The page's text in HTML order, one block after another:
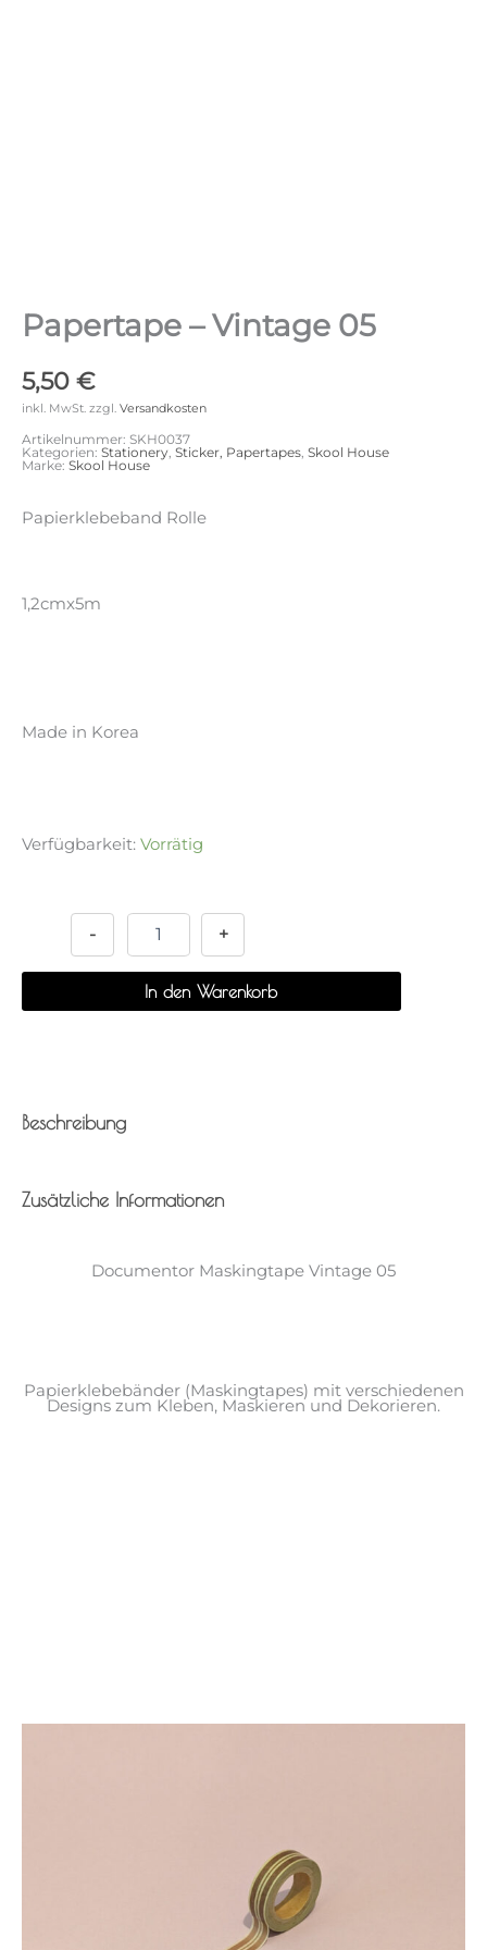
Papertape – Vintage 05
5,50 €
inkl. MwSt. zzgl. Versandkosten
Artikelnummer: SKH0037
Kategorien: Stationery Sticker, Papertapes Skool House
Marke: Skool House
Papierklebeband Rolle
1,2cmx5m
Made in Korea
Verfügbarkeit: Vorrätig
-
Menge
+
In den Warenkorb
Beschreibung
Zusätzliche Informationen
Documentor Maskingtape Vintage 05
Papierklebebänder (Maskingtapes) mit verschiedenen
Designs zum Kleben, Maskieren und Dekorieren.